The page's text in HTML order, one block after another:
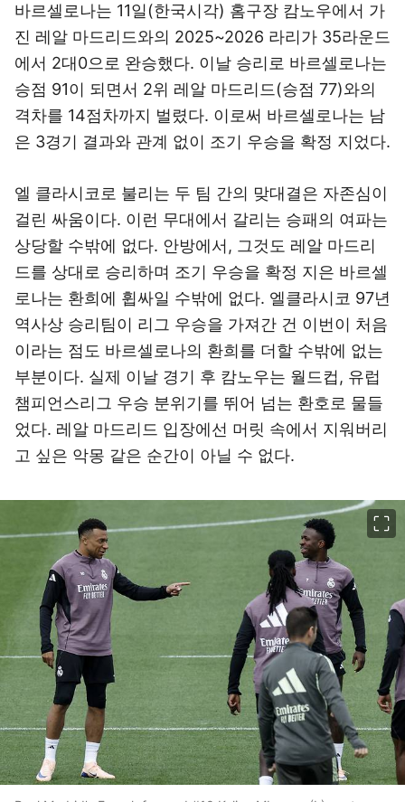
바르셀로나는 11일(한국시각) 홈구장 캄노우에서 가
진 레알 마드리드와의 2025~2026 라리가 35라운드
에서 2대0으로 완승했다. 이날 승리로 바르셀로나는
승점 91이 되면서 2위 레알 마드리드(승점 77)와의
격차를 14점차까지 벌렸다. 이로써 바르셀로나는 남
은 3경기 결과와 관계 없이 조기 우승을 확정 지었다.
엘 클라시코로 불리는 두 팀 간의 맞대결은 자존심이
걸린 싸움이다. 이런 무대에서 갈리는 승패의 여파는
상당할 수밖에 없다. 안방에서, 그것도 레알 마드리
드를 상대로 승리하며 조기 우승을 확정 지은 바르셀
로나는 환희에 휩싸일 수밖에 없다. 엘클라시코 97년
역사상 승리팀이 리그 우승을 가져간 건 이번이 처음
이라는 점도 바르셀로나의 환희를 더할 수밖에 없는
부분이다. 실제 이날 경기 후 캄노우는 월드컵, 유럽
챔피언스리그 우승 분위기를 뛰어 넘는 환호로 물들
었다. 레알 마드리드 입장에선 머릿 속에서 지워버리
고 싶은 악몽 같은 순간이 아닐 수 없다.